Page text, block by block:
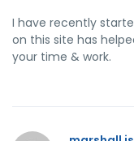
I have recently
on this site has
your time & work.